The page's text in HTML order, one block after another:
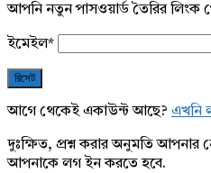
আপনি নতুন পাসওয়ার্ড তৈরির লিংক
ইমেইল*
আগে থেকেই একাউন্ট আছে? এখনি
দুঃক্ষিত, প্রশ্ন করার অনুমতি আপনার
আপনাকে লগ ইন করতে হবে.